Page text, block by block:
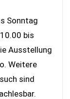
Sonntag
bis
Ausstellung
Weitere
sind